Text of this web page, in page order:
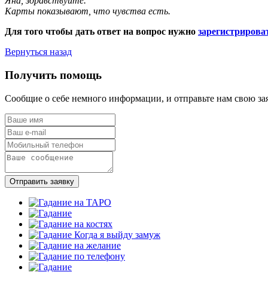
Карты показывают, что чувства есть.
Для того чтобы дать ответ на вопрос нужно
Вернуться назад
Получить помощь
Сообщие о себе немного информации, и отправьте нам свою
Отправить заявку